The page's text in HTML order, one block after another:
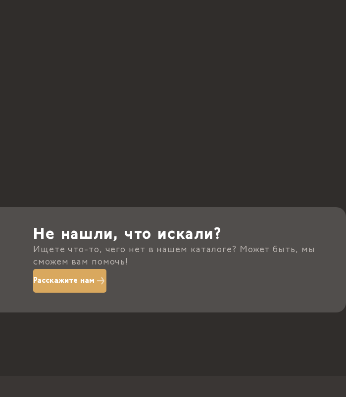
Не нашли, что искали?
Ищете что-то, чего нет в нашем каталоге? Может быть, мы
сможем вам помочь!
Расскажите нам